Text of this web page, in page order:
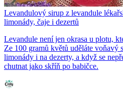
Levandulový sirup z levandule
limonády, čaje i dezertů
Levandule není jen okrasa u plotu,
Ze 100 gramů květů uděláte voňavý
limonády i na dezerty, a když se
chutnat jako skříň po babičce.